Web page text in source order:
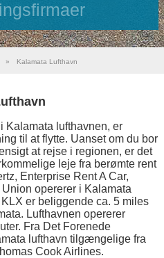
» Kalamata Lufthavn
Kalamata lufthavnen, er
til at flytte. Uanset om du bor
at rejse i regionen, er det
leje fra berømte rent
Enterprise Rent A Car,
opererer i Kalamata
er beliggende ca. 5 miles
Lufthavnen opererer
Fra Det Forenede
lufthavn tilgængelige fra
Cook Airlines.